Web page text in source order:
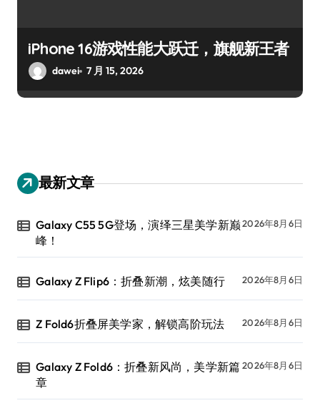
iPhone 16游戏性能大跃迁，旗舰新王者
dawei 7 月 15, 2026
最新文章
Galaxy C55 5G登场，演绎三星美学新巅
峰！
2026年8月6日
Galaxy Z Flip6：折叠新潮，炫美随行 2026年8月6日
Z Fold6折叠屏美学家，解锁高阶玩法 2026年8月6日
Galaxy Z Fold6：折叠新风尚，美学新篇
章
2026年8月6日